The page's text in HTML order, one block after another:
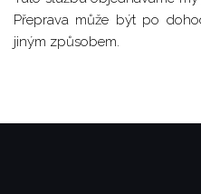
Přeprava může být po
jiným způsobem.